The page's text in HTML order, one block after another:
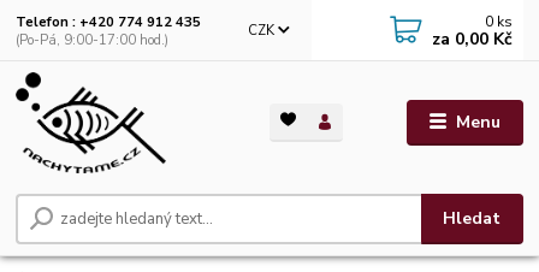
Menu
CZK
Hledat
Telefon : +420 774 912 435
(Po-Pá, 9:00-17:00 hod.)
0 ks
za 0,00 Kč